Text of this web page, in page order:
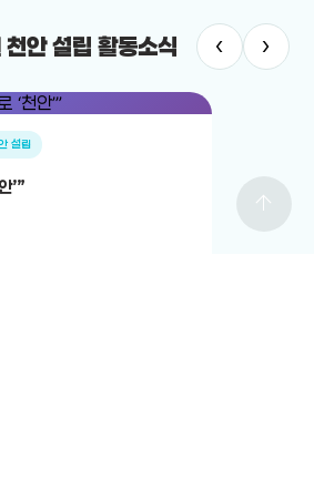
안 설립 활동소식 ‹ ›
설립
’” arrow_upward